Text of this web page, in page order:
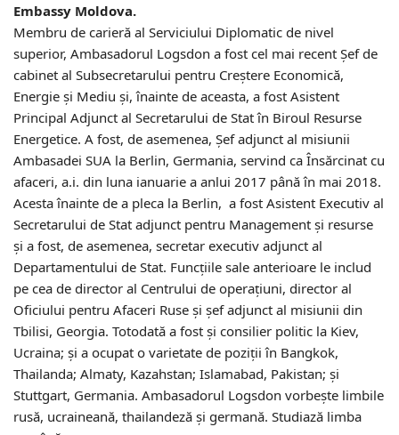
Embassy Moldova.
Membru de carieră al Serviciului Diplomatic de nivel
superior, Ambasadorul Logsdon a fost cel mai recent Șef de
cabinet al Subsecretarului pentru Creștere Economică,
Energie și Mediu și, înainte de aceasta, a fost Asistent
Principal Adjunct al Secretarului de Stat în Biroul Resurse
Energetice. A fost, de asemenea, Șef adjunct al misiunii
Ambasadei SUA la Berlin, Germania, servind ca Însărcinat cu
afaceri, a.i. din luna ianuarie a anlui 2017 până în mai 2018.
Acesta înainte de a pleca la Berlin, a fost Asistent Executiv al
Secretarului de Stat adjunct pentru Management și resurse
și a fost, de asemenea, secretar executiv adjunct al
Departamentului de Stat. Funcțiile sale anterioare le includ
pe cea de director al Centrului de operațiuni, director al
Oficiului pentru Afaceri Ruse și șef adjunct al misiunii din
Tbilisi, Georgia. Totodată a fost și consilier politic la Kiev,
Ucraina; și a ocupat o varietate de poziții în Bangkok,
Thailanda; Almaty, Kazahstan; Islamabad, Pakistan; și
Stuttgart, Germania. Ambasadorul Logsdon vorbește limbile
rusă, ucraineană, thailandeză și germană. Studiază limba